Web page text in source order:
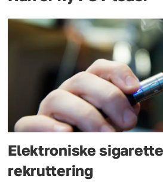
Elektroniske
rekruttering